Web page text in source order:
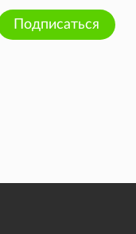
Подписаться